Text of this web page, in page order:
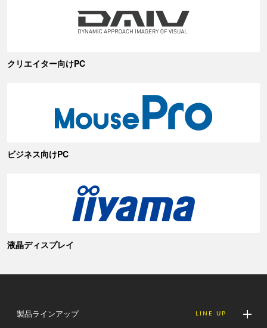
クリエイター向けPC
ビジネス向けPC
液晶ディスプレイ
製品ラインアップ LINE UP